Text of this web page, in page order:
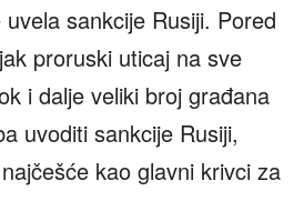
sankcije Rusiji. Pored
proruski uticaj na sve
i dalje veliki broj građana
uvoditi sankcije Rusiji,
kao glavni krivci za